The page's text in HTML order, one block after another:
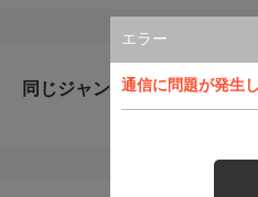
エラー
通信に問題が発生
同じジャンルのおすすめ番組